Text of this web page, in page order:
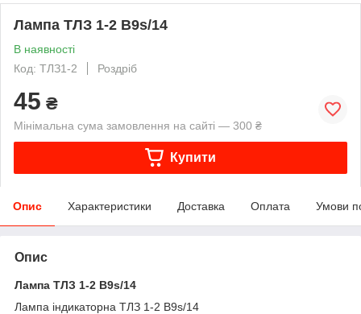
Лампа ТЛЗ 1-2 B9s/14
В наявності
Код: ТЛЗ1-2
Роздріб
45 ₴
Мінімальна сума замовлення на сайті — 300 ₴
Купити
Опис Характеристики Доставка Оплата Умови
Опис
Лампа ТЛЗ 1-2 B9s/14
Лампа індикаторна ТЛЗ 1-2 B9s/14